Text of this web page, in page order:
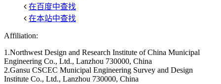
在百度中查找
在本站中查找
Affiliation:
1.Northwest Design and Research Institute of China Municipal
Engineering Co., Ltd., Lanzhou 730000, China
2.Gansu CSCEC Municipal Engineering Survey and Design
Institute Co., Ltd., Lanzhou 730000, China